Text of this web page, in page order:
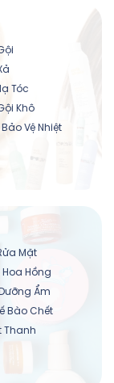
Tóc
Khô
Vệ Nhiệt
Mặt
Hoa Hồng
Ẩm
Bào Chết
Thanh